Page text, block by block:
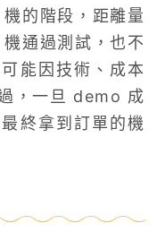
的階段，距離量
通過測試，也不
能因技術、成本
，一旦 demo 成
終拿到訂單的機